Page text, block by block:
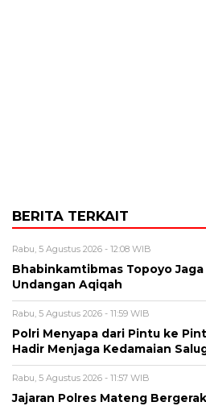
BERITA TERKAIT
Rabu, 5 Agustus 2026 - 12:08 WIB
Bhabinkamtibmas Topoyo
Undangan Aqiqah
Rabu, 5 Agustus 2026 - 11:59 WIB
Polri Menyapa dari Pintu ke
Hadir Menjaga Kedamaian
Rabu, 5 Agustus 2026 - 11:57 WIB
Jajaran Polres Mateng